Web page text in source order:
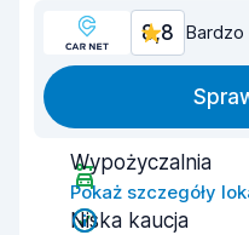
8,8
Wypożyczalnia
Pokaż szczegóły
Niska kaucja